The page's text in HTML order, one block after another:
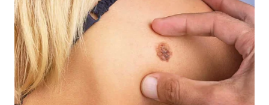
MANDALIKA
WN
LIKUPANG
WN
LABUANBAJO